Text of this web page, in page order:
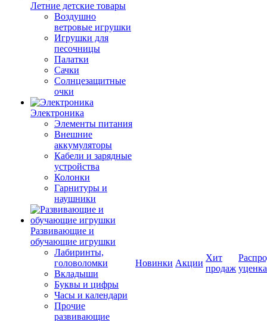
Летние детские товары
Воздушно
ветровые игрушки
Игрушки для
песочницы
Палатки
Сачки
Солнцезащитные
очки
Электроника
Элементы питания
Внешние
аккумуляторы
Кабели и зарядные
устройства
Колонки
Гарнитуры и
наушники
Развивающие и
обучающие игрушки
Лабиринты,
головоломки
Вкладыши
Буквы и цифры
Часы и календари
Прочие
развивающие
Новинки Акции
Хит
продаж уценка